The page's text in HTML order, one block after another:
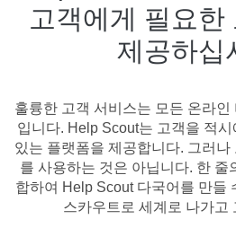
고객에게 필요한
제공하십
훌륭한 고객 서비스는 모든 온라
입니다. Help Scout는 고객을 적
있는 플랫폼을 제공합니다. 그러나
를 사용하는 것은 아닙니다. 한 줄
합하여 Help Scout 다국어를 만들
스카우트로 세계로 나가고